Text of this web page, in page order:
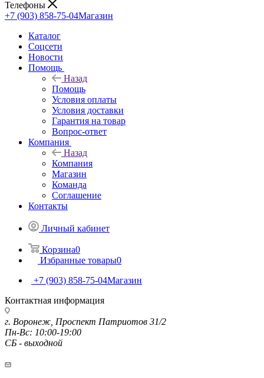
Телефоны
+7 (903) 858-75-04Магазин
Каталог
Cоцсети
Новости
Помощь
Назад
Помощь
Условия оплаты
Условия доставки
Гарантия на товар
Вопрос-ответ
Компания
Назад
Компания
Магазин
Команда
Соглашение
Контакты
Личный кабинет
Корзина0
Избранные товары0
+7 (903) 858-75-04Магазин
Контактная информация
г. Воронеж, Проспект Патриотов 31/2
Пн-Вс: 10:00-19:00
СБ - выходной